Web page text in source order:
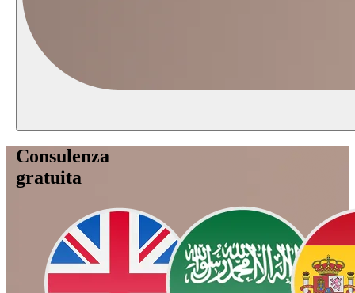
Consulenza
gratuita